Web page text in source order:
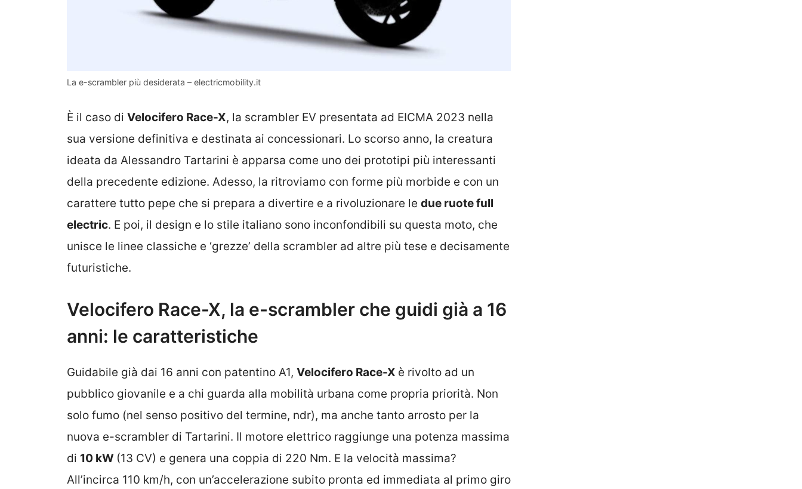
La e-scrambler più desiderata – electricmobility.it
È il caso di Velocifero Race-X, la scrambler EV presentata ad EICMA 2023 nella
sua versione definitiva e destinata ai concessionari. Lo scorso anno, la creatura
ideata da Alessandro Tartarini è apparsa come uno dei prototipi più interessanti
della precedente edizione. Adesso, la ritroviamo con forme più morbide e con un
carattere tutto pepe che si prepara a divertire e a rivoluzionare le due ruote full
electric. E poi, il design e lo stile italiano sono inconfondibili su questa moto, che
unisce le linee classiche e ‘grezze’ della scrambler ad altre più tese e decisamente
futuristiche.
Velocifero Race-X, la e-scrambler che guidi già a 16
anni: le caratteristiche
Guidabile già dai 16 anni con patentino A1, Velocifero Race-X è rivolto ad un
pubblico giovanile e a chi guarda alla mobilità urbana come propria priorità. Non
solo fumo (nel senso positivo del termine, ndr), ma anche tanto arrosto per la
nuova e-scrambler di Tartarini. Il motore elettrico raggiunge una potenza massima
di 10 kW (13 CV) e genera una coppia di 220 Nm. E la velocità massima?
All’incirca 110 km/h, con un’accelerazione subito pronta ed immediata al primo giro